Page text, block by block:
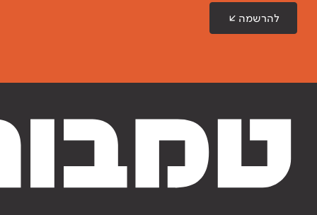
להרשמה